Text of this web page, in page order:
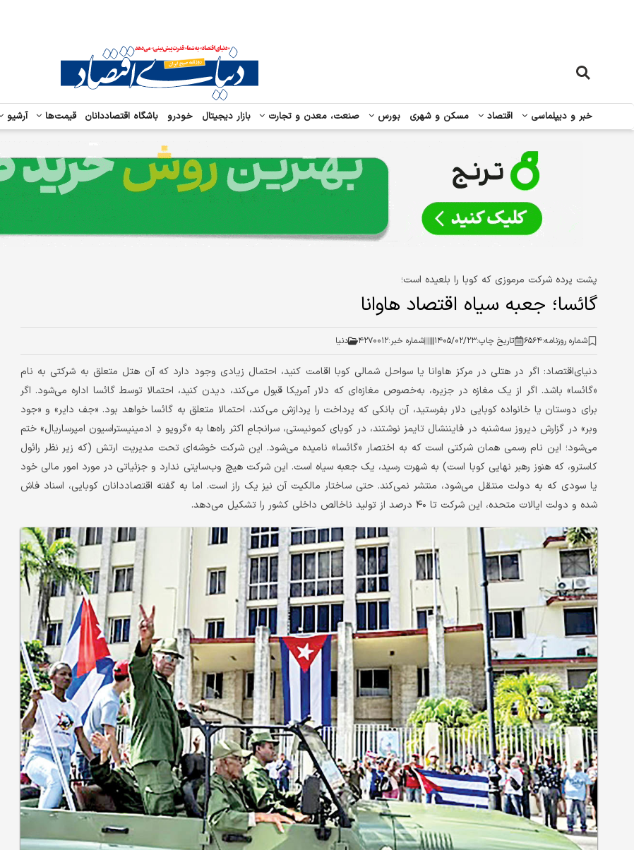
خبر و دیپلماسی اقتصاد مسکن و شهری بورس صنعت، معدن و تجارت بازار دیجیتال خودرو باشگاه اقتصاددانان قیمت‌ها آرشیو
پشت پرده شرکت مرموزی که کوبا را بلعیده است؛
گائسا؛ جعبه سیاه اقتصاد‌ هاوانا
شماره روزنامه:۶۵۶۴ تاریخ چاپ:۱۴۰۵/۰۲/۲۳ شماره خبر:۴۲۷۰۰۱۲ دنیا
دنیای‌اقتصاد: اگر در هتلی در مرکز ‌هاوانا یا سواحل شمالی کوبا اقامت کنید، احتمال زیادی وجود دارد که آن هتل متعلق به شرکتی به نام
«گائسا» باشد. اگر از یک مغازه در جزیره، به‌خصوص مغازه‌ای که دلار آمریکا قبول می‌کند، دیدن کنید، احتمالا توسط گائسا اداره می‌شود. اگر
برای دوستان یا خانواده کوبایی دلار بفرستید، آن بانکی که پرداخت را پردازش می‌کند، احتمالا متعلق به گائسا خواهد بود. «جف دایر» و «جود
وبر» در گزارش دیروز سه‌شنبه در فایننشال تایمز نوشتند، در کوبای کمونیستی، سرانجامِ اکثر راه‌ها به «گروپو دِ ادمینیستراسیون امپرساریال» ختم
می‌شود؛ این نام رسمی همان شرکتی است که به اختصار «گائسا» نامیده می‌شود. این شرکت خوشه‌ای تحت مدیریت ارتش (که زیر نظر رائول
کاسترو، که هنوز رهبر نهایی کوبا است) به شهرت رسید، یک جعبه سیاه است. این شرکت هیچ وب‌سایتی ندارد و جزئیاتی در مورد امور مالی خود
یا سودی که به دولت منتقل می‌شود، منتشر نمی‌کند. حتی ساختار مالکیت آن نیز یک راز است. اما به گفته اقتصاددانان کوبایی، اسناد فاش
شده و دولت ایالات متحده، این شرکت تا ۴۰ درصد از تولید ناخالص داخلی کشور را تشکیل می‌دهد.